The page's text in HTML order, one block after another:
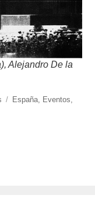
Alejandro De la
Etiquetas
España, Eventos,